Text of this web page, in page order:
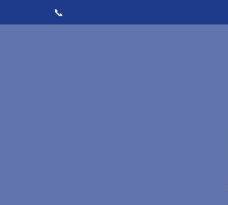
📞